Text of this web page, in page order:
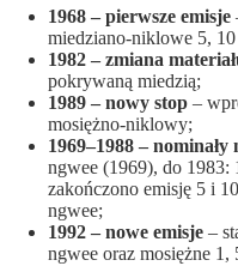
1968 – pierwsze emisje
miedziano‑niklowe 5,
1982 – zmiana
pokrywaną miedzią;
1989 – nowy stop –
mosiężno‑niklowy;
1969–1988 – nominały
ngwee (1969), do 1983:
zakończono emisję 5 i
ngwee;
1992 – nowe emisje –
ngwee oraz mosiężne